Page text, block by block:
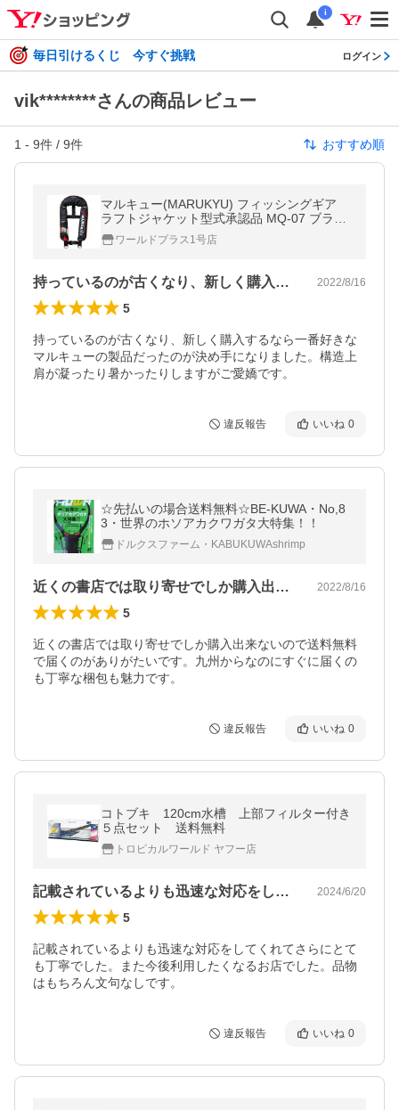
i
毎日引けるくじ 今すぐ挑戦 ログイン
vik********さんの商品レビュー
1 - 9件 / 9件 おすすめ順
マルキュー(MARUKYU) フィッシングギア
ラフトジャケット型式承認品 MQ-07 ブラッ
ク ワールドプラス1号店
持っているのが古くなり、新しく購入する… 2022/8/16
5
持っているのが古くなり、新しく購入するなら一番好きな
マルキューの製品だったのが決め手になりました。構造上
肩が凝ったり暑かったりしますがご愛嬌です。
違反報告 いいね 0
☆先払いの場合送料無料☆BE-KUWA・No,8
3・世界のホソアカクワガタ大特集！！
ドルクスファーム・KABUKUWAshrimp
近くの書店では取り寄せでしか購入出来な… 2022/8/16
5
近くの書店では取り寄せでしか購入出来ないので送料無料
で届くのがありがたいです。九州からなのにすぐに届くの
も丁寧な梱包も魅力です。
違反報告 いいね 0
コトブキ 120cm水槽 上部フィルター付き
５点セット 送料無料
トロピカルワールド ヤフー店
記載されているよりも迅速な対応をしてく… 2024/6/20
5
記載されているよりも迅速な対応をしてくれてさらにとて
も丁寧でした。また今後利用したくなるお店でした。品物
はもちろん文句なしです。
違反報告 いいね 0